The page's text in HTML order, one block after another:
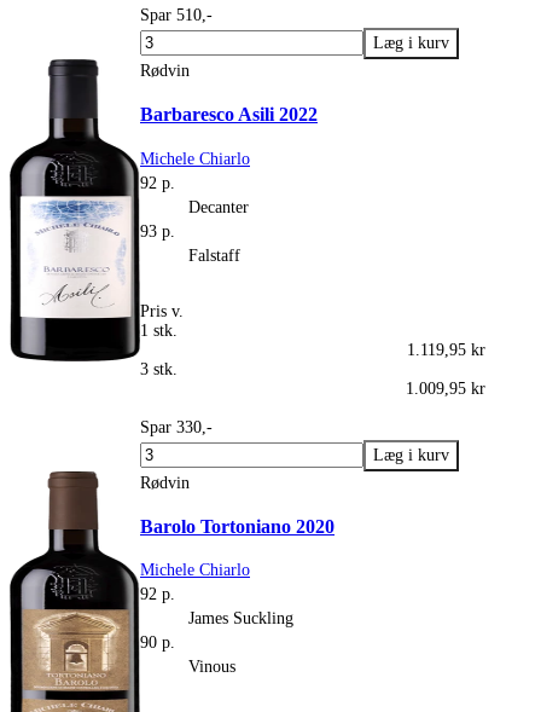
Spar 510,-
Rødvin
Barbaresco Asili 2022
Michele Chiarlo
92 p.
Decanter
93 p.
Falstaff
Pris v.
1 stk.
1.119,95 kr
3 stk.
1.009,95 kr
Spar 330,-
Rødvin
Barolo Tortoniano 2020
Michele Chiarlo
92 p.
James Suckling
90 p.
Vinous